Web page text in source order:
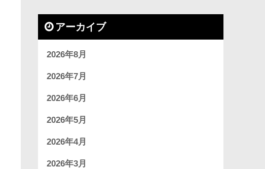
アーカイブ
2026年8月
2026年7月
2026年6月
2026年5月
2026年4月
2026年3月